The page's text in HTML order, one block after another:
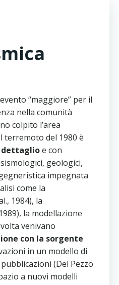
“maggiore” per il
nella comunità
colpito l’area
terremoto del 1980 è
dettaglioe con
geologici,
impegnata
come la
1984), la
la modellazione
venivano
con la sorgente
in un modello di
(Del Pezzo
a nuovi modelli